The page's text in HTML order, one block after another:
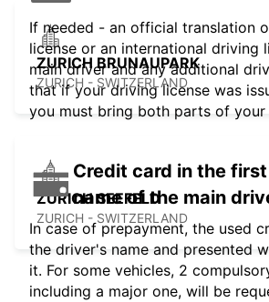
ZURICH BRUNAUPARK
ZURICH - SWITZERLAND
ZURICH SEEFELD
ZURICH - SWITZERLAND
If needed - an official translation
license or an international driving
main driver and any additional
that if your driving license was
you must bring both parts of your
Credit card in the
name of the main
In case of prepayment, the used
the driver's name and presented
it. For some vehicles, 2
including a major one, will be